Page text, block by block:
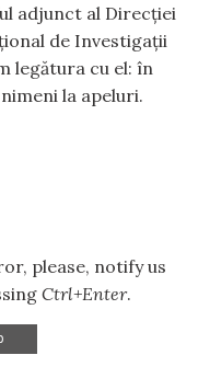
adjunct al Direcției
de Investigații
legătura cu el: în
la apeluri.
please, notify us
Ctrl+Enter.